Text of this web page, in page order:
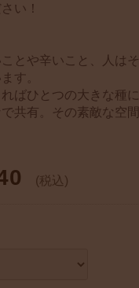
さい！
とや辛いこと、人はそ
す。
ばひとつの大きな種に
共有。その素敵な空間
(税込)